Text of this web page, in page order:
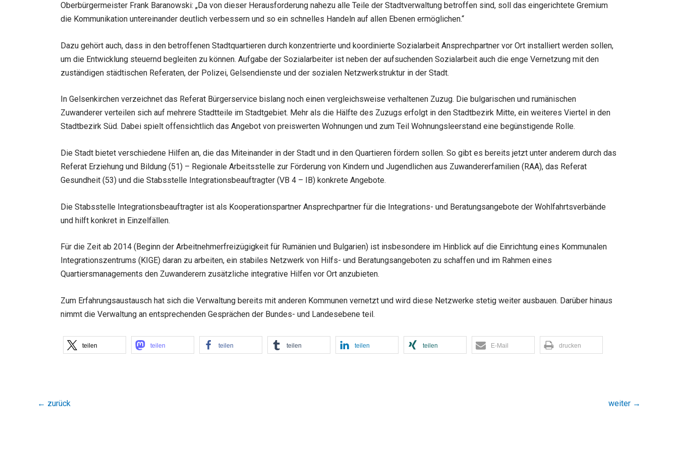
Oberbürgermeister Frank Baranowski: „Da von dieser Herausforderung nahezu alle Teile der Stadtverwaltung betroffen sind, soll das eingerichtete Gremium
die Kommunikation untereinander deutlich verbessern und so ein schnelles Handeln auf allen Ebenen ermöglichen.“
Dazu gehört auch, dass in den betroffenen Stadtquartieren durch konzentrierte und koordinierte Sozialarbeit Ansprechpartner vor Ort installiert werden sollen,
um die Entwicklung steuernd begleiten zu können. Aufgabe der Sozialarbeiter ist neben der aufsuchenden Sozialarbeit auch die enge Vernetzung mit den
zuständigen städtischen Referaten, der Polizei, Gelsendienste und der sozialen Netzwerkstruktur in der Stadt.
In Gelsenkirchen verzeichnet das Referat Bürgerservice bislang noch einen vergleichsweise verhaltenen Zuzug. Die bulgarischen und rumänischen
Zuwanderer verteilen sich auf mehrere Stadtteile im Stadtgebiet. Mehr als die Hälfte des Zuzugs erfolgt in den Stadtbezirk Mitte, ein weiteres Viertel in den
Stadtbezirk Süd. Dabei spielt offensichtlich das Angebot von preiswerten Wohnungen und zum Teil Wohnungsleerstand eine begünstigende Rolle.
Die Stadt bietet verschiedene Hilfen an, die das Miteinander in der Stadt und in den Quartieren fördern sollen. So gibt es bereits jetzt unter anderem durch das
Referat Erziehung und Bildung (51) – Regionale Arbeitsstelle zur Förderung von Kindern und Jugendlichen aus Zuwandererfamilien (RAA), das Referat
Gesundheit (53) und die Stabsstelle Integrationsbeauftragter (VB 4 – IB) konkrete Angebote.
Die Stabsstelle Integrationsbeauftragter ist als Kooperationspartner Ansprechpartner für die Integrations- und Beratungsangebote der Wohlfahrtsverbände
und hilft konkret in Einzelfällen.
Für die Zeit ab 2014 (Beginn der Arbeitnehmerfreizügigkeit für Rumänien und Bulgarien) ist insbesondere im Hinblick auf die Einrichtung eines Kommunalen
Integrationszentrums (KIGE) daran zu arbeiten, ein stabiles Netzwerk von Hilfs- und Beratungsangeboten zu schaffen und im Rahmen eines
Quartiersmanagements den Zuwanderern zusätzliche integrative Hilfen vor Ort anzubieten.
Zum Erfahrungsaustausch hat sich die Verwaltung bereits mit anderen Kommunen vernetzt und wird diese Netzwerke stetig weiter ausbauen. Darüber hinaus
nimmt die Verwaltung an entsprechenden Gesprächen der Bundes- und Landesebene teil.
teilen teilen teilen teilen teilen teilen E-Mail drucken
← zurück weiter →